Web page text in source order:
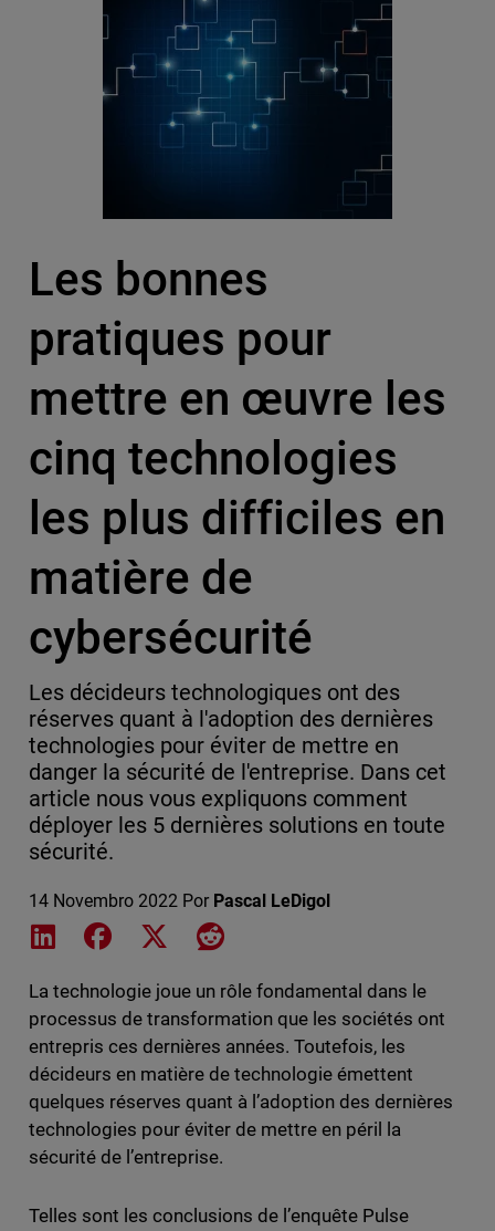
Les bonnes
pratiques pour
mettre en œuvre les
cinq technologies
les plus difficiles en
matière de
cybersécurité
Les décideurs technologiques ont des
réserves quant à l'adoption des dernières
technologies pour éviter de mettre en
danger la sécurité de l'entreprise. Dans cet
article nous vous expliquons comment
déployer les 5 dernières solutions en toute
sécurité.
14 Novembro 2022 Por Pascal LeDigol
Share on LinkedIn
Share on Facebook
Share on XShare on Reddit
La technologie joue un rôle fondamental dans le
processus de transformation que les sociétés ont
entrepris ces dernières années. Toutefois, les
décideurs en matière de technologie émettent
quelques réserves quant à l’adoption des dernières
technologies pour éviter de mettre en péril la
sécurité de l’entreprise.
Telles sont les conclusions de l’enquête Pulse